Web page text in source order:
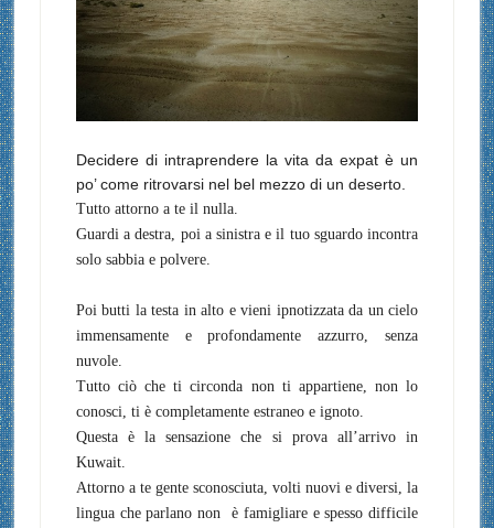
Decidere di intraprendere la vita da expat è un
po’ come ritrovarsi nel bel mezzo di un deserto.
Tutto attorno a te il nulla.
Guardi a destra, poi a sinistra e il tuo sguardo incontra
solo sabbia e polvere.
Poi butti la testa in alto e vieni ipnotizzata da un cielo
immensamente e profondamente azzurro, senza
nuvole.
Tutto ciò che ti circonda non ti appartiene, non lo
conosci, ti è completamente estraneo e ignoto.
Questa è la sensazione che si prova all’arrivo in
Kuwait.
Attorno a te gente sconosciuta, volti nuovi e diversi, la
lingua che parlano non è famigliare e spesso difficile